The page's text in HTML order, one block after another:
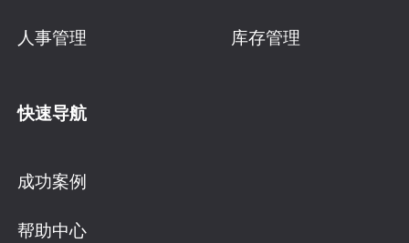
人事管理
库存管理
快速导航
成功案例
帮助中心